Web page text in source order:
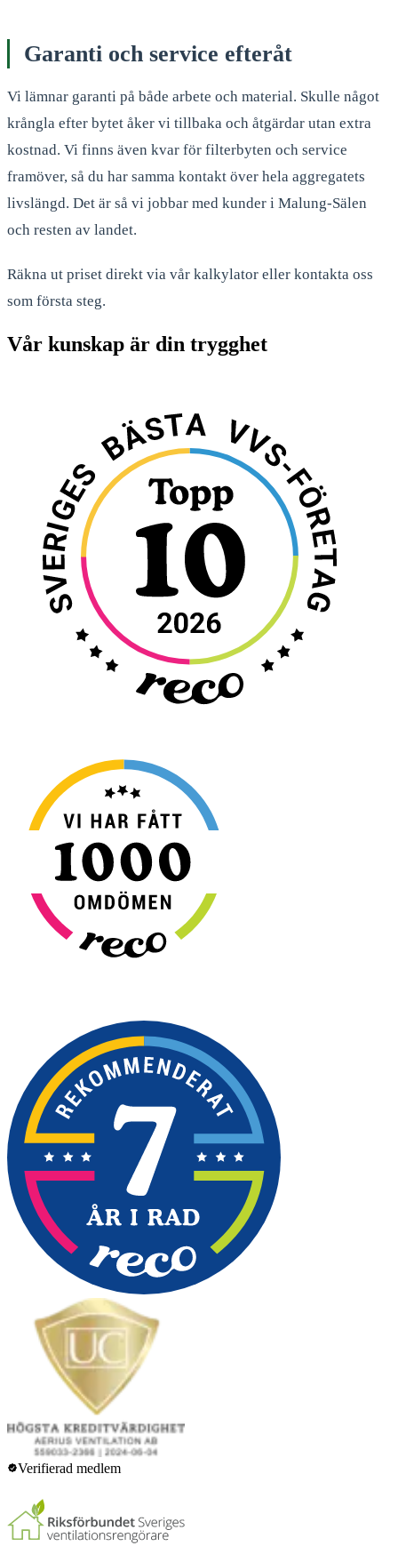
Garanti och service efteråt
Vi lämnar garanti på både arbete och material. Skulle något
krångla efter bytet åker vi tillbaka och åtgärdar utan extra
kostnad. Vi finns även kvar för filterbyten och service
framöver, så du har samma kontakt över hela aggregatets
livslängd. Det är så vi jobbar med kunder i Malung-Sälen
och resten av landet.
Räkna ut priset direkt via vår kalkylator eller kontakta oss
som första steg.
Vår kunskap är din trygghet
Verifierad medlem